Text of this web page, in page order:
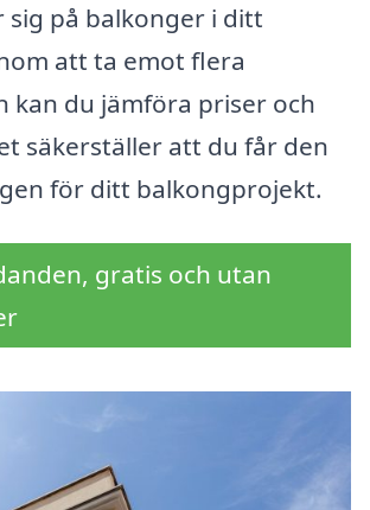
sig på balkonger i ditt
att ta emot flera
kan du jämföra priser och
säkerställer att du får den
för ditt balkongprojekt.
gratis och utan